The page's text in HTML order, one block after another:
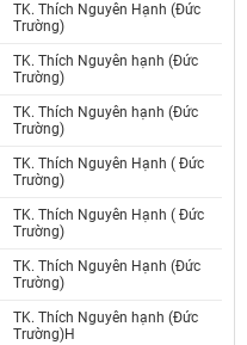
TK. Thích Nguyên Hạnh (Đức
Trường)
TK. Thích Nguyên hạnh (Đức
Trường)
TK. Thích Nguyên hạnh (Đức
Trường)
TK. Thích Nguyên Hạnh ( Đức
Trường)
TK. Thích Nguyên Hạnh ( Đức
Trường)
TK. Thích Nguyên Hạnh (Đức
Trường)
TK. Thích Nguyên hạnh (Đức
Trường)H